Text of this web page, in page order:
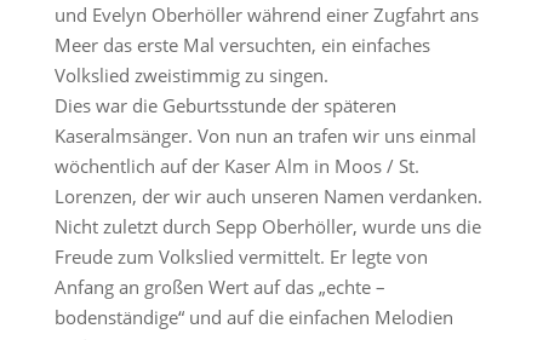
und Evelyn Oberhöller während einer Zugfahrt ans
Meer das erste Mal versuchten, ein einfaches
Volkslied zweistimmig zu singen.
Dies war die Geburtsstunde der späteren
Kaseralmsänger. Von nun an trafen wir uns einmal
wöchentlich auf der Kaser Alm in Moos / St.
Lorenzen, der wir auch unseren Namen verdanken.
Nicht zuletzt durch Sepp Oberhöller, wurde uns die
Freude zum Volkslied vermittelt. Er legte von
Anfang an großen Wert auf das „echte –
bodenständige“ und auf die einfachen Melodien